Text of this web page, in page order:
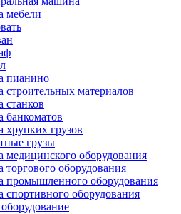
мебели
пианино
строительных материалов
станков
банкоматов
хрупких грузов
грузы
медицинского оборудования
торгового оборудования
промышленного оборудования
спортивного оборудования